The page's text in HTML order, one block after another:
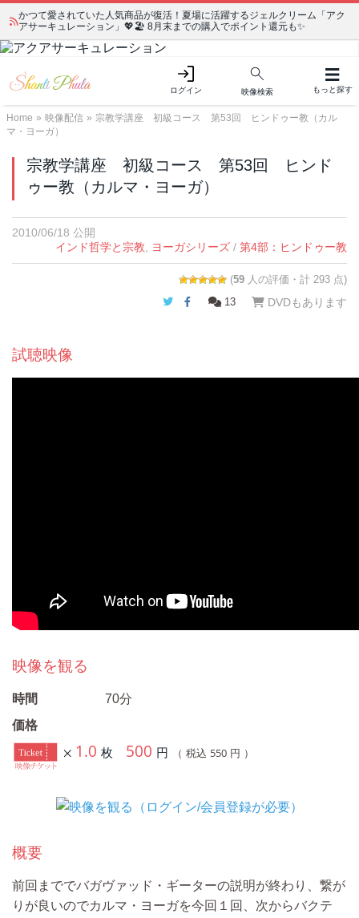
かつて愛されていた人気商品が復活！夏場に活躍するジェルクリーム「アク
アサーキュレーション」💖🏖️ 8月末までの購入でポイント還元も✨
ログイン 映像検索 もっと探す
Home » 映像配信 » 宗教学講座 初級コース 第53回 ヒンドゥー教（カル
マ・ヨーガ）
宗教学講座 初級コース 第53回 ヒンド
ゥー教（カルマ・ヨーガ）
2010/06/18 公開
インド哲学と宗教
ヨーガシリーズ / 第4部：ヒンドゥー教
(59 人の評価・計 293 点)
Twitter
Facebook
13 DVDもあります
試聴映像
映像を観る
時間
70分
価格
1.0 枚 500 円 （ 税込 550 円 ）
概要
前回まででバガヴァッド・ギーターの説明が終わり、繋が
りが良いのでカルマ・ヨーガを今回１回、次からバクテ